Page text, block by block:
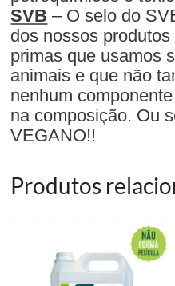
SVB – O selo do
dos nossos
primas que usamos
animais e que não
nenhum
na composição. Ou
VEGANO!!
Produtos